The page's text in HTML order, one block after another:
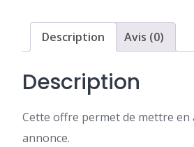
Description Avis (0)
Description
Cette offre permet de mettre en
annonce.